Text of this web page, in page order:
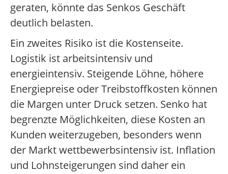
geraten, könnte das Senkos Geschäft
deutlich belasten.
Ein zweites Risiko ist die Kostenseite.
Logistik ist arbeitsintensiv und
energieintensiv. Steigende Löhne, höhere
Energiepreise oder Treibstoffkosten können
die Margen unter Druck setzen. Senko hat
begrenzte Möglichkeiten, diese Kosten an
Kunden weiterzugeben, besonders wenn
der Markt wettbewerbsintensiv ist. Inflation
und Lohnsteigerungen sind daher ein